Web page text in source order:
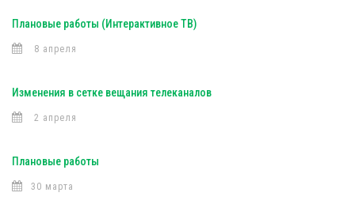
Плановые работы (Интерактивное ТВ)
8 апреля
Изменения в сетке вещания телеканалов
2 апреля
Плановые работы
30 марта